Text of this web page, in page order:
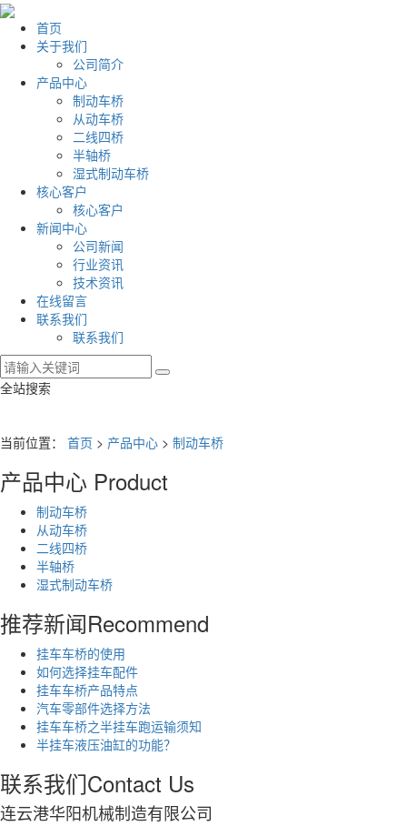
首页
关于我们
公司简介
产品中心
制动车桥
从动车桥
二线四桥
半轴桥
湿式制动车桥
核心客户
核心客户
新闻中心
公司新闻
行业资讯
技术资讯
在线留言
联系我们
联系我们
全站搜索
当前位置： 首页 > 产品中心 > 制动车桥
产品中心 Product
制动车桥
从动车桥
二线四桥
半轴桥
湿式制动车桥
推荐新闻Recommend
挂车车桥的使用
如何选择挂车配件
挂车车桥产品特点
汽车零部件选择方法
挂车车桥之半挂车跑运输须知
半挂车​液压油缸的功能？
联系我们Contact Us
连云港华阳机械制造有限公司